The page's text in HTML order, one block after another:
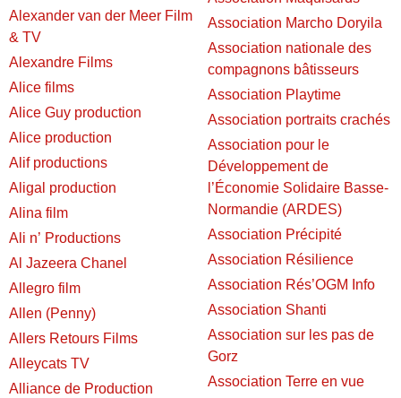
Alexander van der Meer Film
& TV
Alexandre Films
Alice films
Alice Guy production
Alice production
Alif productions
Aligal production
Alina film
Ali n’ Productions
Al Jazeera Chanel
Allegro film
Allen (Penny)
Allers Retours Films
Alleycats TV
Alliance de Production
Association Marcho Doryila
Association nationale des
compagnons bâtisseurs
Association Playtime
Association portraits crachés
Association pour le
Développement de
l’Économie Solidaire Basse-
Normandie (ARDES)
Association Précipité
Association Résilience
Association Rés’OGM Info
Association Shanti
Association sur les pas de
Gorz
Association Terre en vue